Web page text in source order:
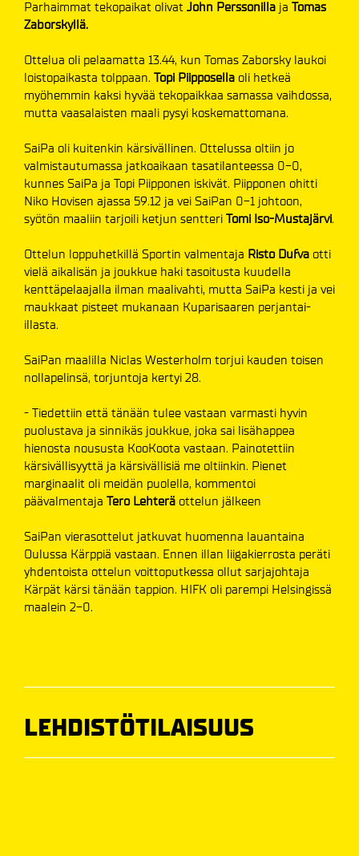
Parhaimmat tekopaikat olivat John Perssonilla ja Tomas
Zaborskyllä.
Ottelua oli pelaamatta 13.44, kun Tomas Zaborsky laukoi
loistopaikasta tolppaan. Topi Piipposella oli hetkeä
myöhemmin kaksi hyvää tekopaikkaa samassa vaihdossa,
mutta vaasalaisten maali pysyi koskemattomana.
SaiPa oli kuitenkin kärsivällinen. Ottelussa oltiin jo
valmistautumassa jatkoaikaan tasatilanteessa 0-0,
kunnes SaiPa ja Topi Piipponen iskivät. Piipponen ohitti
Niko Hovisen ajassa 59.12 ja vei SaiPan 0-1 johtoon,
syötön maaliin tarjoili ketjun sentteri Tomi Iso-Mustajärvi.
Ottelun loppuhetkillä Sportin valmentaja Risto Dufva otti
vielä aikalisän ja joukkue haki tasoitusta kuudella
kenttäpelaajalla ilman maalivahti, mutta SaiPa kesti ja vei
maukkaat pisteet mukanaan Kuparisaaren perjantai-
illasta.
SaiPan maalilla Niclas Westerholm torjui kauden toisen
nollapelinsä, torjuntoja kertyi 28.
- Tiedettiin että tänään tulee vastaan varmasti hyvin
puolustava ja sinnikäs joukkue, joka sai lisähappea
hienosta noususta KooKoota vastaan. Painotettiin
kärsivällisyyttä ja kärsivällisiä me oltiinkin. Pienet
marginaalit oli meidän puolella, kommentoi
päävalmentaja Tero Lehterä ottelun jälkeen
SaiPan vierasottelut jatkuvat huomenna lauantaina
Oulussa Kärppiä vastaan. Ennen illan liigakierrosta peräti
yhdentoista ottelun voittoputkessa ollut sarjajohtaja
Kärpät kärsi tänään tappion. HIFK oli parempi Helsingissä
maalein 2-0.
LEHDISTÖTILAISUUS